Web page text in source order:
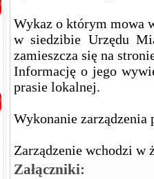
Wykaz o którym mowa
w siedzibie Urzędu
zamieszcza się na
Informację o jego
prasie lokalnej.
Wykonanie
Zarządzenie wchodzi w
Załączniki: